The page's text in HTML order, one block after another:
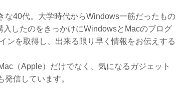
な40代。大学時代からWindows一筋だったもの
したのをきっかけにWindowsとMacのブログ
ンを取得し、出来る限り早く情報をお伝えする
（Apple）だけでなく、気になるガジェット
信しています。